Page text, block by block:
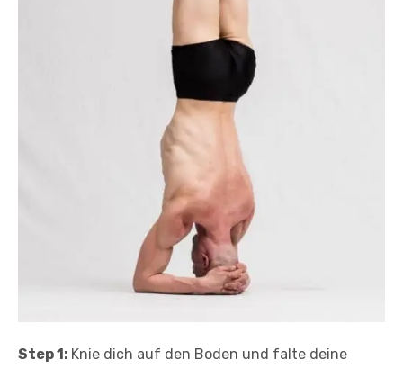
Step 1: Knie dich auf den Boden und falte deine